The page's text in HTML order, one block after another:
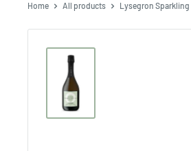
Home All products Lysegron Sparkling